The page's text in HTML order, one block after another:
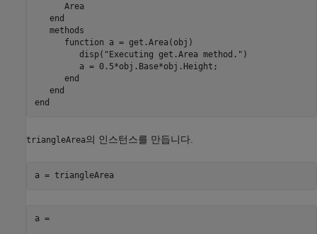
      Area
end
methods
function a = get.Area(obj)
         disp(
"Executing get.Area method." )
         a = 0.5*obj.Base*obj.Height;
end
end
end
triangleArea의 인스턴스를 만듭니다.
a = triangleArea
a =